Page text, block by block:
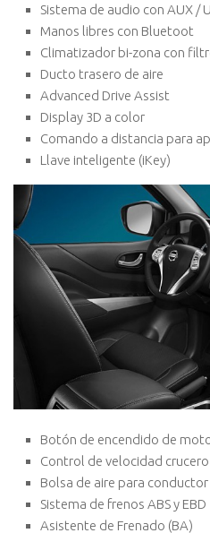
Sistema de audio con AUX /
Manos libres con Bluetoot
Climatizador bi-zona con
Ducto trasero de aire
Advanced Drive Assist
Display 3D a color
Comando a distancia para
Llave inteligente (iKey)
Botón de encendido de
Control de velocidad crucero
Bolsa de aire para
Sistema de frenos ABS y EBD
Asistente de Frenado (BA)